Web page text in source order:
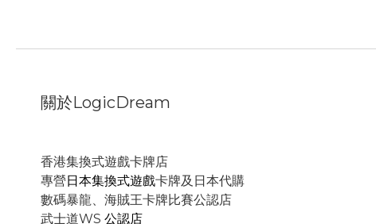
關於LogicDream
香港集換式遊戲卡牌店
專營日本集換式遊戲卡牌及日本代購
數碼暴龍、海賊王卡牌比賽公認店
武士道WS 公認店